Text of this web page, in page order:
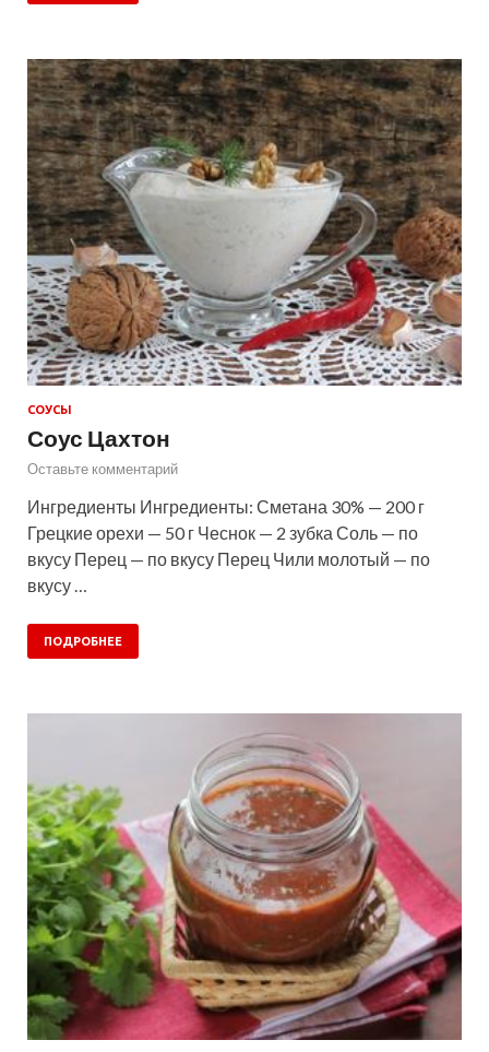
СОУСЫ
Соус Цахтон
Оставьте комментарий
Ингредиенты Ингредиенты: Сметана 30% — 200 г
Грецкие орехи — 50 г Чеснок — 2 зубка Соль — по
вкусу Перец — по вкусу Перец Чили молотый — по
вкусу …
ПОДРОБНЕЕ